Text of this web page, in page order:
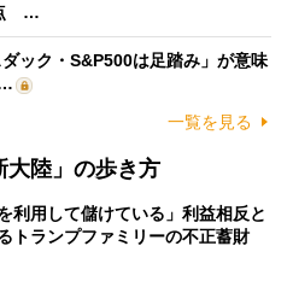
点 …
ダック・S&P500は足踏み」が意味
一覧を見る
大陸」の歩き方
利用して儲けている」利益相反と
トランプファミリーの不正蓄財